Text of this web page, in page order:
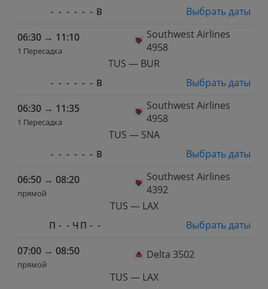
- - - - - - В
Выбрать даты
06:30 → 11:10
1 Пересадка
Southwest Airlines
4958
TUS — BUR
- - - - - - В
Выбрать даты
06:30 → 11:35
1 Пересадка
Southwest Airlines
4958
TUS — SNA
- - - - - - В
Выбрать даты
06:50 → 08:20
прямой
Southwest Airlines
4392
TUS — LAX
П - - Ч П - -
Выбрать даты
07:00 → 08:50
прямой
Delta 3502
TUS — LAX